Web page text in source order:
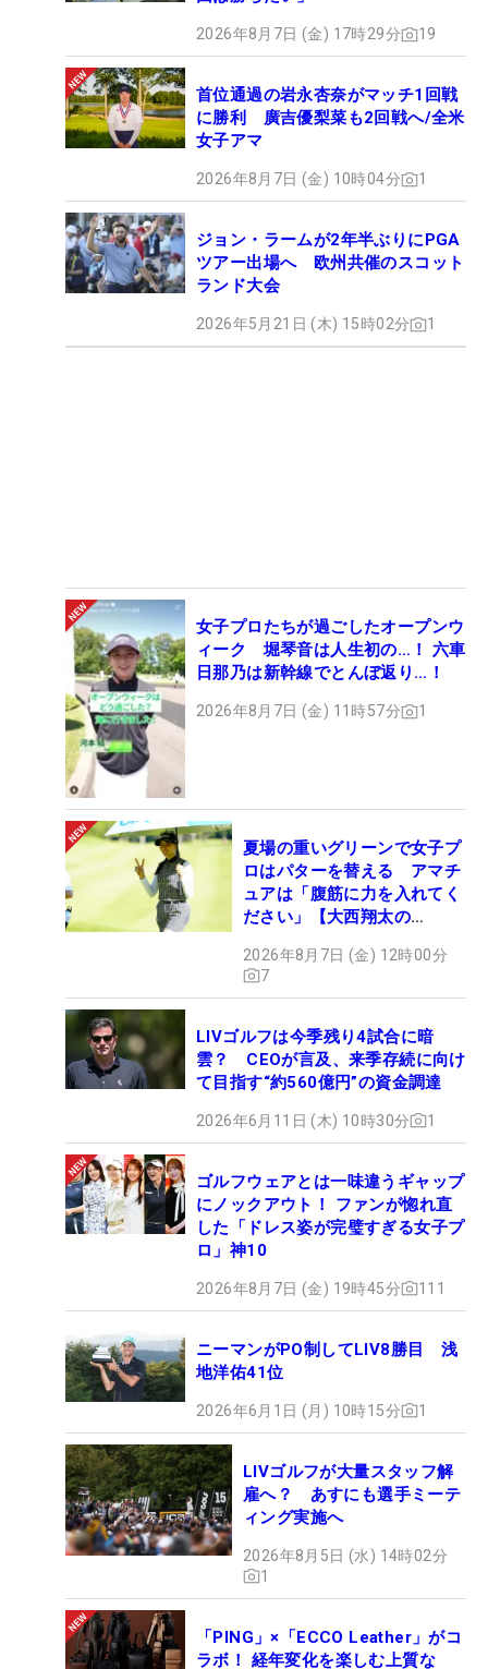
2026年8月7日 (金) 17時29分 19
首位通過の岩永杏奈がマッチ1回戦
に勝利 廣吉優梨菜も2回戦へ/全米
女子アマ
2026年8月7日 (金) 10時04分 1
ジョン・ラームが2年半ぶりにPGA
ツアー出場へ 欧州共催のスコット
ランド大会
2026年5月21日 (木) 15時02分 1
女子プロたちが過ごしたオープンウ
ィーク 堀琴音は人生初の…！ 六車
日那乃は新幹線でとんぼ返り…！
2026年8月7日 (金) 11時57分 1
夏場の重いグリーンで女子プ
ロはパターを替える アマチ
ュアは「腹筋に力を入れてく
ださい」【大西翔太の
2026年8月7日 (金) 12時00分
7
LIVゴルフは今季残り4試合に暗
雲？ CEOが言及、来季存続に向け
て目指す“約560億円”の資金調達
2026年6月11日 (木) 10時30分 1
ゴルフウェアとは一味違うギャップ
にノックアウト！ ファンが惚れ直
した「ドレス姿が完璧すぎる女子プ
ロ」神10
2026年8月7日 (金) 19時45分 111
ニーマンがPO制してLIV8勝目 浅
地洋佑41位
2026年6月1日 (月) 10時15分 1
LIVゴルフが大量スタッフ解
雇へ？ あすにも選手ミーテ
ィング実施へ
2026年8月5日 (水) 14時02分
1
「PING」×「ECCO Leather」がコ
ラボ！ 経年変化を楽しむ上質な